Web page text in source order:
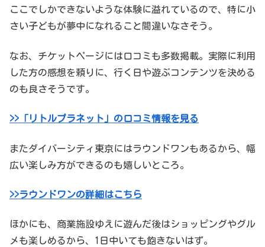
ここでしかできないような体験に溢れているので、特に小
さい子どもが夢中になれること間違いなさそう。
なお、チケットページには口コミも多数掲載。実際に利用
した方の感想を頼りに、行く日や遊ぶコンテンツを決める
のも良さそうです。
>>「リトルプラネット」の口コミ情報を見る
またダイバーシティ東京にはラウンドワンもあるから、幅
広い楽しみ方ができるのも嬉しいところ。
>>ラウンドワンの詳細はこちら
ほかにも、商業施設ゆえに遊んだ後はショッピングやグル
メも楽しめるから、1日中いても飽きないはず。